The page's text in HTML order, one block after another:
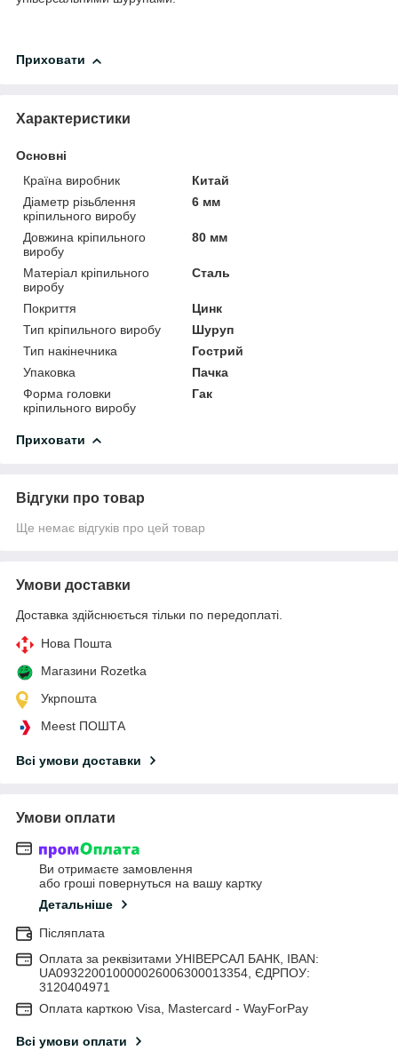
Приховати
Характеристики
Основні
Країна виробник
Китай
Діаметр різьблення
кріпильного виробу
6 мм
Довжина кріпильного
виробу
80 мм
Матеріал кріпильного
виробу
Сталь
Покриття
Цинк
Тип кріпильного виробу
Шуруп
Тип накінечника
Гострий
Упаковка
Пачка
Форма головки
кріпильного виробу
Гак
Приховати
Відгуки про товар
Ще немає відгуків про цей товар
Умови доставки
Доставка здійснюється тільки по передоплаті.
Нова Пошта
Магазини Rozetka
Укрпошта
Meest ПОШТА
Всі умови доставки
Умови оплати
Ви отримаєте замовлення
або гроші повернуться на вашу картку
Детальніше
Післяплата
Оплата за реквізитами УНІВЕРСАЛ БАНК, IBAN:
UA093220010000026006300013354, ЄДРПОУ:
3120404971
Оплата карткою Visa, Mastercard - WayForPay
Всі умови оплати